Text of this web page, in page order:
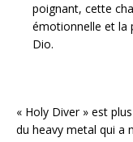
poignant, cette
émotionnelle et la
Dio.
« Holy Diver » est
du heavy metal qui a